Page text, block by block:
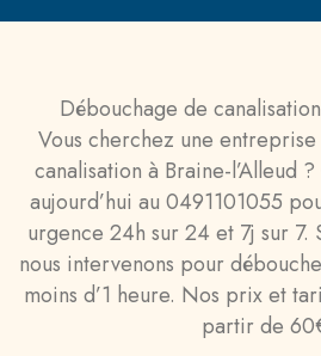
Débouchage de
Vous cherchez une
canalisation à Braine-l’Alleud
aujourd’hui au 0491101055
urgence 24h sur 24 et 7j sur 7.
nous intervenons pour
moins d’1 heure. Nos prix et
partir de